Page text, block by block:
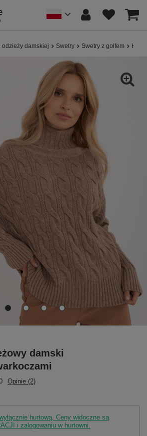
odzieży damskiej Swetry Swetry z golfem Hurt
damski
Opinie (2)
hurtową. Ceny widoczne są
i zalogowaniu w hurtowni.